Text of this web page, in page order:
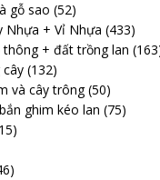
gỗ sao (52)
Nhựa + Vỉ Nhựa (433)
+ đất trồng lan
(132)
và cây trông (50)
ghim kéo lan (75)